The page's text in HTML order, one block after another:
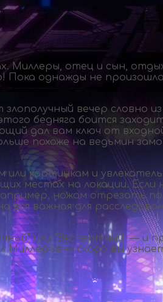
Миллеры, отец и сын,
однажды не
вечер словно
бедняга боится
дал вам ключ от
похоже на ведьмин
или картинкам и
местах на локации.
ножом отрезать
вся важная для
или "Экспертный" — и
Миллеров — скоро вы